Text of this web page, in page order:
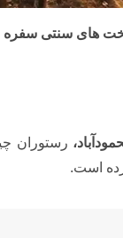
های سنتی سفره
رستوران
است.